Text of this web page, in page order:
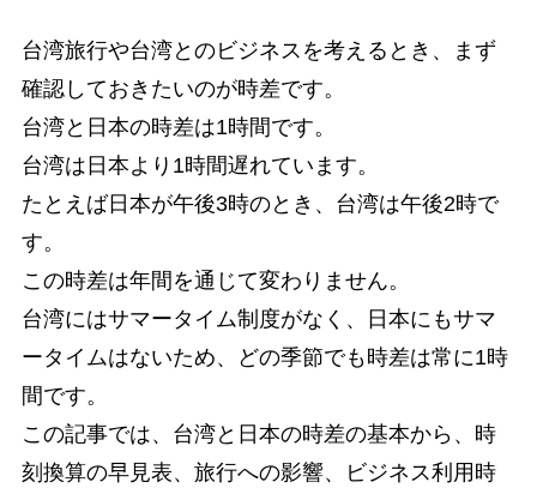
台湾旅行や台湾とのビジネスを考えるとき、まず
確認しておきたいのが時差です。
台湾と日本の時差は1時間です。
台湾は日本より1時間遅れています。
たとえば日本が午後3時のとき、台湾は午後2時で
す。
この時差は年間を通じて変わりません。
台湾にはサマータイム制度がなく、日本にもサマ
ータイムはないため、どの季節でも時差は常に1時
間です。
この記事では、台湾と日本の時差の基本から、時
刻換算の早見表、旅行への影響、ビジネス利用時